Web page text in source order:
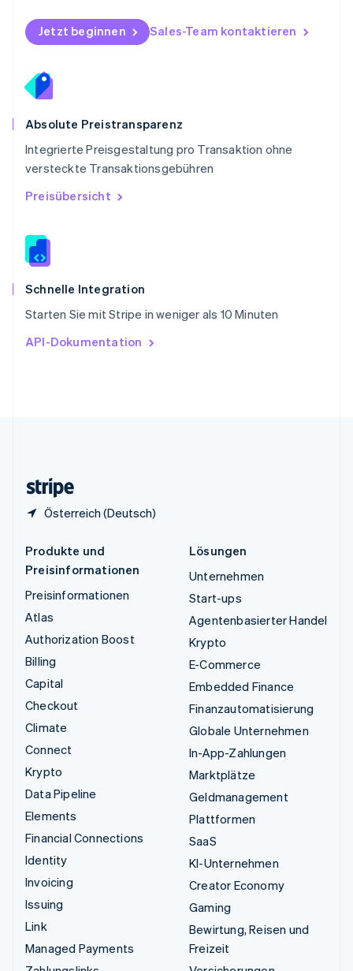
Jetzt beginnen Sales-Team kontaktieren
Absolute Preistransparenz
Integrierte Preisgestaltung pro Transaktion ohne
versteckte Transaktionsgebühren
Preisübersicht
Schnelle Integration
Starten Sie mit Stripe in weniger als 10 Minuten
API-Dokumentation
Österreich (Deutsch)
Schweden
Svenska English
Deutsch
Singapur
English
Slowakei
Slowenien
EnglishItaliano
Sonderverwaltungsregion Hongkong,
Spanien
Thailand
ไทยEnglish
English
English
Produkte und
Preisinformationen
Preisinformationen
Atlas
Authorization Boost
Billing
Capital
Checkout
Climate
Connect
Krypto
Data Pipeline
Elements
Financial Connections
Identity
Invoicing
Issuing
Link
Managed Payments
Lösungen
Unternehmen
Start-ups
Agentenbasierter Handel
Krypto
E-Commerce
Embedded Finance
Finanzautomatisierung
Globale Unternehmen
In-App-Zahlungen
Marktplätze
Geldmanagement
Plattformen
SaaS
KI-Unternehmen
Creator Economy
Gaming
Bewirtung, Reisen und
Freizeit